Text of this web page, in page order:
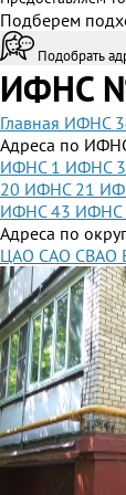
Подберем
Подобрать
ИФНС
Главная ИФНС
Адреса по
ИФНС 1 ИФНС 3
20 ИФНС 21
ИФНС 43 ИФНС
Адреса по
ЦАО САО СВАО